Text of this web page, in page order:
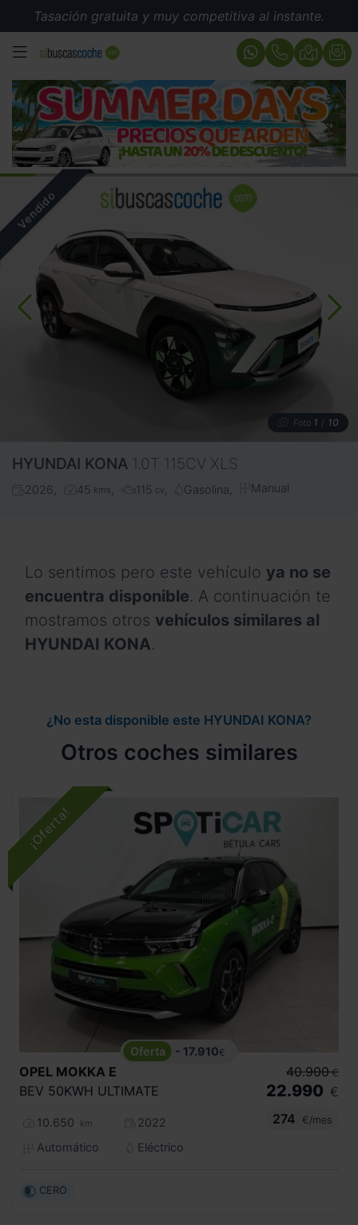
Tasación gratuita y muy competitiva al instante.
MENÚ
Foto 1 / 10
HYUNDAI KONA 1.0T 115CV XLS
2026 45 kms 115 cv Gasolina Manual
Lo sentimos pero este vehículo ya no se
encuentra disponible. A continuación te
mostramos otros vehículos similares al
HYUNDAI KONA.
¿No esta disponible este HYUNDAI KONA?
Otros coches similares
- 17.910€
OPEL MOKKA E
BEV 50KWH ULTIMATE
10.650 km
2022
Automático
Eléctrico
40.900 €
22.990 €
274
€/mes
CERO